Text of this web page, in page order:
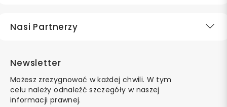
Nasi Partnerzy
Newsletter
Możesz zrezygnować w każdej chwili. W tym
celu należy odnaleźć szczegóły w naszej
informacji prawnej.